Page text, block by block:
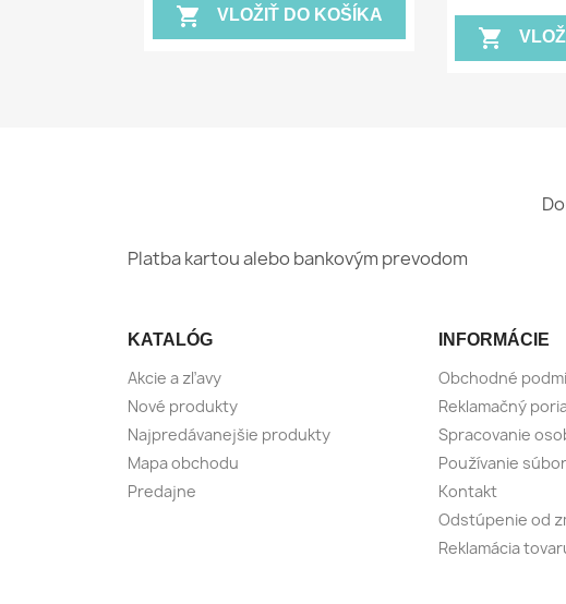
shopping_cart VLOŽIŤ DO KOŠÍKA
shopping_cart
Platba kartou alebo bankovým prevodom
KATALÓG
Akcie a zľavy
Nové produkty
Najpredávanejšie produkty
Mapa obchodu
Predajne
INFORMÁCIE
Obchodné
Reklamačný
Spracovanie
Používanie
Kontakt
Odstúpenie od
Reklamácia